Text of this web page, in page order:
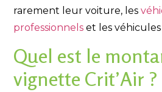
rarement leur voiture, les
professionnels et les
Quel est le
vignette Crit’Air ?